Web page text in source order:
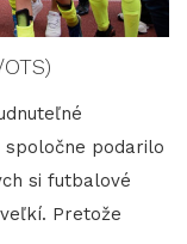
spoločne podarilo
si futbalové
Pretože